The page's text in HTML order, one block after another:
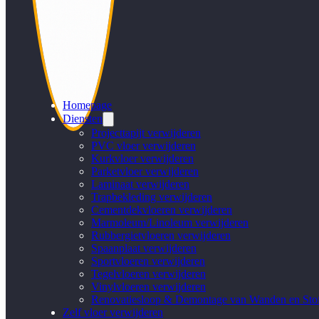
Homepage
Diensten
Projecttapijt verwijderen
PVC vloer verwijderen
Kurkvloer verwijderen
Parketvloer verwijderen
Laminaat verwijderen
Trapbekleding verwijderen
Cementdekvloeren verwijderen
Marmoleum/Linoleum verwijderen
Rubbergietvloeren verwijderen
Spaanplaat verwijderen
Sportvloeren verwijderen
Tegelvloeren verwijderen
Vinylvloeren verwijderen
Renovatiesloop & Demontage van Wanden en
Zelf vloer verwijderen